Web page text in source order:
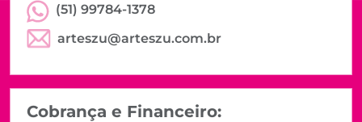
(51) 99784-1378
arteszu@arteszu.com.br
Cobrança e Financeiro: